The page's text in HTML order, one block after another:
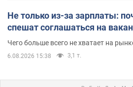
Не только из-за зарплаты:
спешат соглашаться на
Чего больше всего не хватает на
6.08.2026 15:38 3,1 т.